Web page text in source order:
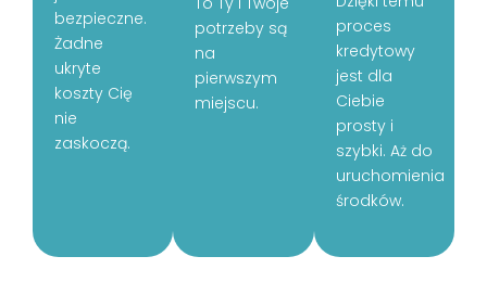
bezpieczne.
Żadne
ukryte
koszty Cię
nie
zaskoczą.
potrzeby są
na
pierwszym
miejscu.
proces
kredytowy
jest dla
Ciebie
prosty i
szybki. Aż do
uruchomienia
środków.